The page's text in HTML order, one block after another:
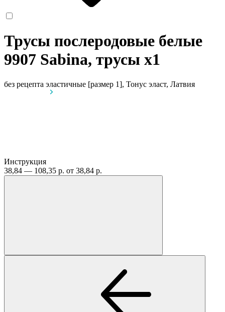
Трусы послеродовые белые
9907 Sabina, трусы x1
без рецепта эластичные [размер 1], Тонус эласт, Латвия
Инструкция
38,84 — 108,35 р. от 38,84 р.